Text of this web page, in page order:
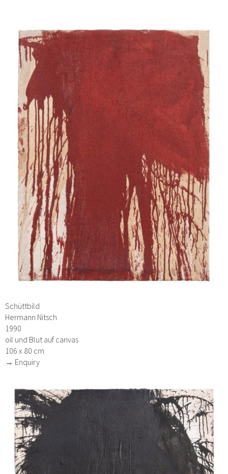
Schüttbild
Hermann Nitsch
1990
oil und Blut auf canvas
106 x 80 cm
→ Enquiry